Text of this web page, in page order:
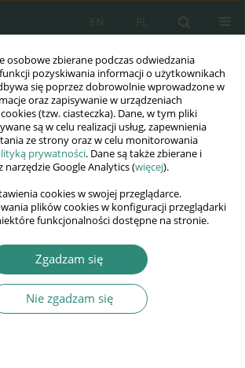
osobowe zbierane podczas odwiedzania
pozyskiwania informacji o użytkownikach
się poprzez dobrowolnie wprowadzone w
oraz zapisywanie w urządzeniach
(tzw. ciasteczka). Dane, w tym pliki
są w celu realizacji usług, zapewnienia
ze strony oraz w celu monitorowania
prywatności. Dane są także zbierane i
narzędzie Google Analytics (więcej).
cookies w swojej przeglądarce.
plików cookies w konfiguracji przeglądarki
funkcjonalności dostępne na stronie.
Zgadzam się
Nie zgadzam się
PL
EN
Stosowanych
Miazek
o orientacji podmiotowej